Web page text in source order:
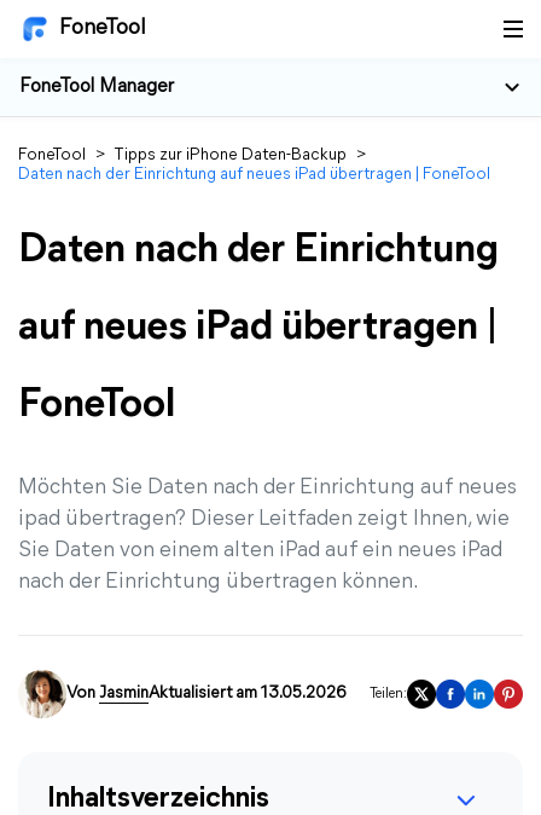
FoneTool
FoneTool Manager
FoneTool > Tipps zur iPhone Daten-Backup
>
Daten nach der Einrichtung auf neues iPad übertragen | FoneTool
Daten nach der Einrichtung
auf neues iPad übertragen |
FoneTool
Möchten Sie Daten nach der Einrichtung auf neues
ipad übertragen? Dieser Leitfaden zeigt Ihnen, wie
Sie Daten von einem alten iPad auf ein neues iPad
nach der Einrichtung übertragen können.
Von JasminAktualisiert am 13.05.2026 Teilen:
Inhaltsverzeichnis